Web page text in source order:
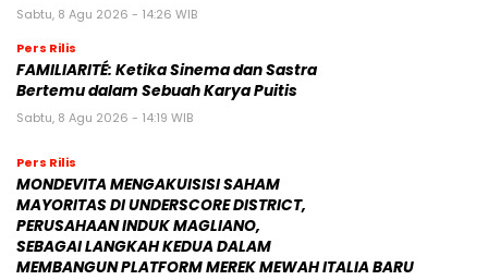
Sabtu, 8 Agu 2026 - 14:26 WIB
Pers Rilis
FAMILIARITÉ: Ketika Sinema dan Sastra
Bertemu dalam Sebuah Karya Puitis
Sabtu, 8 Agu 2026 - 14:19 WIB
Pers Rilis
MONDEVITA MENGAKUISISI SAHAM
MAYORITAS DI UNDERSCORE DISTRICT,
PERUSAHAAN INDUK MAGLIANO,
SEBAGAI LANGKAH KEDUA DALAM
MEMBANGUN PLATFORM MEREK MEWAH ITALIA BARU